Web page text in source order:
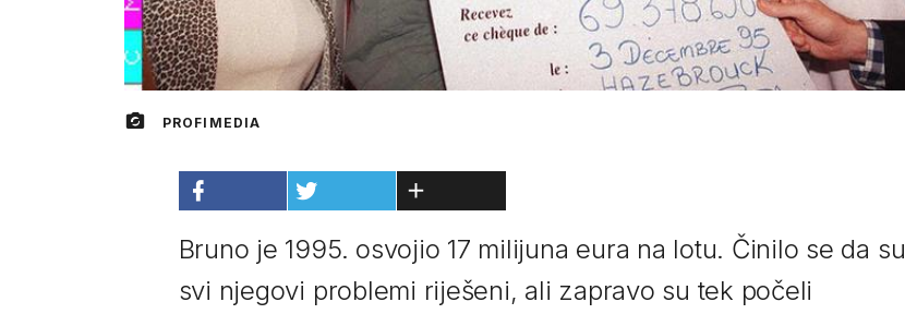
PROFIMEDIA
Bruno je 1995. osvojio 17 milijuna eura na lotu. Činilo se da su
svi njegovi problemi riješeni, ali zapravo su tek počeli